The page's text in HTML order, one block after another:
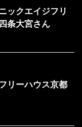
ックエイジフリ
条大宮さん
リーハウス京都